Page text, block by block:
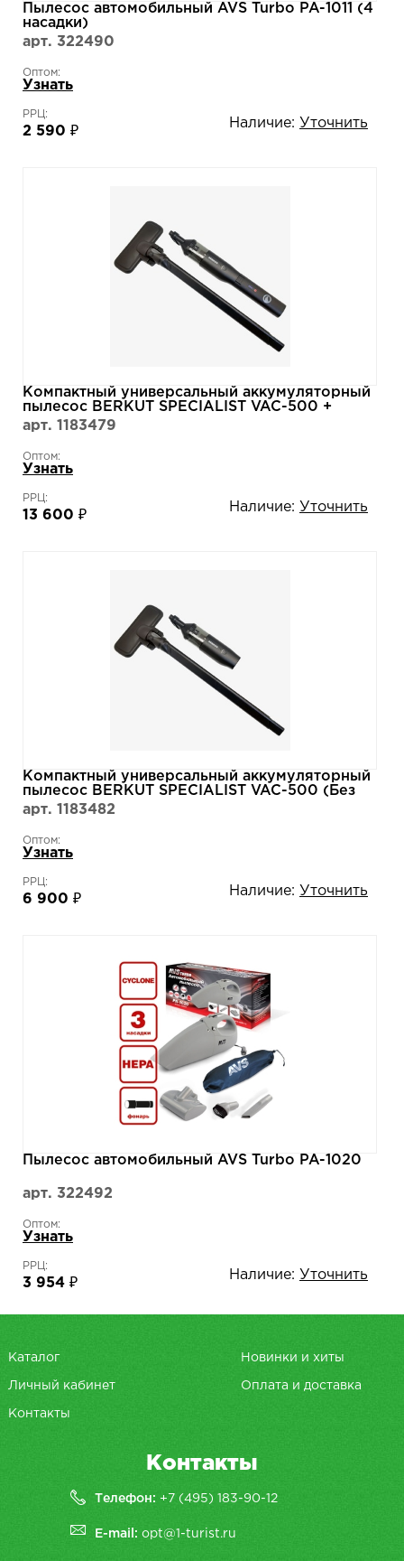
Пылесос автомобильный AVS Turbo PA-1011 (4
насадки)
арт. 322490
Оптом:
Узнать
РРЦ:
2 590 ₽
Наличие: Уточнить
Компактный универсальный аккумуляторный
пылесос BERKUT SPECIALIST VAC-500 +
аккумулятор 18000 PP
арт. 1183479
Оптом:
Узнать
РРЦ:
13 600 ₽
Наличие: Уточнить
Компактный универсальный аккумуляторный
пылесос BERKUT SPECIALIST VAC-500 (Без
аккумулятора)
арт. 1183482
Оптом:
Узнать
РРЦ:
6 900 ₽
Наличие: Уточнить
Пылесос автомобильный AVS Turbo PA-1020
арт. 322492
Оптом:
Узнать
РРЦ:
3 954 ₽
Наличие: Уточнить
Каталог Новинки и хиты
Личный кабинет Оплата и доставка
Контакты
Контакты
Телефон: +7 (495) 183-90-12
E-mail:opt@1-turist.ru